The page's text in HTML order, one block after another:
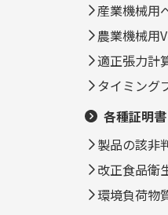
産業機械用
農業機械用
適正張力計
タイミング
各種証明書
製品の該非
改正食品衛
環境負荷物